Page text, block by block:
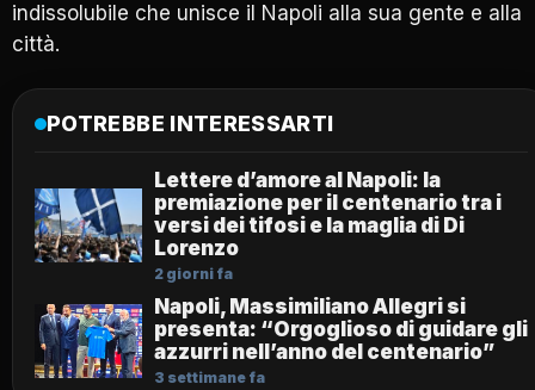
indissolubile che unisce il Napoli alla sua gente e alla
città.
POTREBBE INTERESSARTI
Lettere d’amore al Napoli: la
premiazione per il centenario tra i
versi dei tifosi e la maglia di Di
Lorenzo
2 giorni fa
Napoli, Massimiliano Allegri si
presenta: “Orgoglioso di guidare gli
azzurri nell’anno del centenario”
3 settimane fa